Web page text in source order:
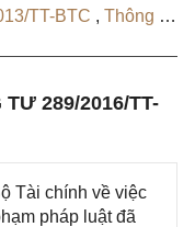
TT-BTC , Thông tư
289/2016/TT-
Tài chính về việc
pháp luật đã